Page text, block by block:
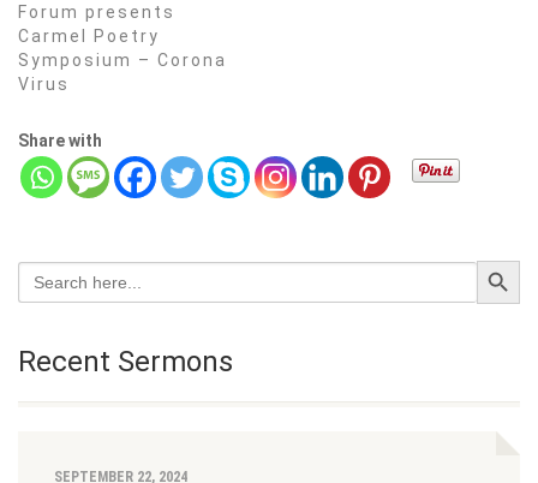
Forum presents
Carmel Poetry
Symposium – Corona
Virus
Share with
Search
for:
Search Button
Recent Sermons
SEPTEMBER 22, 2024